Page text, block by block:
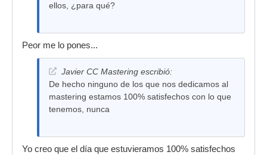
ellos, ¿para qué?
Peor me lo pones...
Javier CC Mastering escribió:
De hecho ninguno de los que nos dedicamos al
mastering estamos 100% satisfechos con lo que
tenemos, nunca
Yo creo que el día que estuvieramos 100% satisfechos